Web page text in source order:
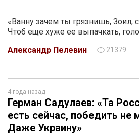
«Ванну зачем ты грязнишь, Зоил,
Чтоб еще хуже ее выпачкать,
Александр Пелевин
21379
4 года назад
Герман Садулаев: «Та
есть сейчас, победить не
Даже Украину»